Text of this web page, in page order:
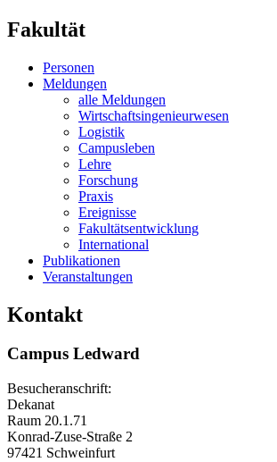
Fakultät
Personen
Meldungen
alle Meldungen
Wirtschaftsingenieurwesen
Logistik
Campusleben
Lehre
Forschung
Praxis
Ereignisse
Fakultätsentwicklung
International
Publikationen
Veranstaltungen
Kontakt
Campus Ledward
Besucheranschrift:
Dekanat
Raum 20.1.71
Konrad-Zuse-Straße 2
97421 Schweinfurt